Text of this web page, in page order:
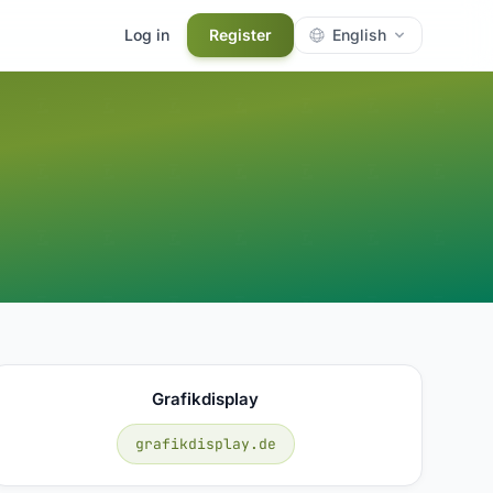
Log in Register English
Grafikdisplay
grafikdisplay.de